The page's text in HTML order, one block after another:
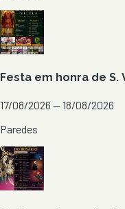
Festa em honra de S.
17/08/2026 — 18/08/2026
Paredes